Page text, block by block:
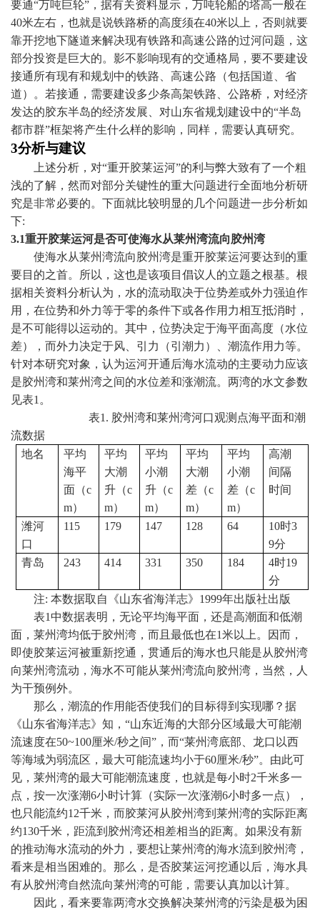
要通“万吨巨轮”，据有关资料显示，万吨轮船的塔高一般在
40米左右，也就是说铁路桥的高度须在40米 以上，否则就要
靠开挖地下隧道来解决现有铁路和高速公路的过河问题，这
部分投资是巨大的。影不影响现有的交通格局，要不要建设
接通所有现有和规划中的铁路、高速公路（包括国道、省
道）。若接通，需要建设多少条高架铁路、公路桥，对经济
发达的胶东半岛的经济发展、对山东省规划建设中的“半岛
都市群”框架将产生什么样的影响，同样，需要认真研究。
3分析与建议
上述分析，对“重开胶莱运河”的利与弊大致有了一个粗
浅的了解，然而对部分关键性的重大问题进行全面地分析研
究是非常必要的。下面就比较明显的几个问题进一步分析如
下:
3.1重开胶莱运河是否可使海水从莱州湾流向胶州湾
使海水从莱州湾流向胶州湾是重开胶莱运河要达到的重
要目的之首。所以，这也是该项目倡议人的立题之根基。根
据相关资料分析认为，水的流动取决于位势差或外力强迫作
用，在位势和外力等于零的条件下或各作用力相互抵消时，
是不可能得以运动的。其中，位势决定于海平面高度（水位
差），而外力决定于风、引力（引潮力）、潮流作用力等。
针对本研究对象，认为运河开通后海水流动的主要动力应该
是胶州湾和莱州湾之间的水位差和涨潮流。两湾的水文参数
见表1 。
表1. 胶州湾和莱州湾河口观测点海平面和潮
流数据
地名
平均
海平
面（c
m）
平均
大潮
升（c
m）
平均
小潮
升（c
m）
平均
大潮
差（c
m）
平均
小潮
差（c
m）
高潮
间隔
时间
潍河
口
115 179 147 128 64 10时3
9分
青岛
243 414 331 350 184 4时19
分
注: 本数据取自《山东省海洋志》 1999年出版社出版
表1 中数据表明，无论平均海平面，还是高潮面和低潮
面，莱州湾均低于胶州湾，而且最低也在1米 以上。因而，
即使胶莱运河被重新挖通，贯通后的海水也只能是从胶州湾
向莱州湾流动，海水不可能从莱州湾流向胶州湾，当然，人
为干预例外。
那么，潮流的作用能否使我们的目标得到实现哪？据
《山东省海洋志》知，“山东近海的大部分区域最大可能潮
流速度在50~100厘米/秒之间”，而“莱州湾底部、龙口以西
等海域为弱流区，最大可能流速均小于60厘米/秒”。由此可
见，莱州湾的最大可能潮流速度，也就是每小时2千米多一
点，按一次涨潮6小时计算（实际一次涨潮6小时多一点），
也只能流约12千米 ，而胶莱河从胶州湾到莱州湾的实际距离
约130千米 ，距流到胶州湾还相差相当的距离。如果没有新
的推动海水流动的外力，要想让莱州湾的海水流到胶州湾，
看来是相当困难的。那么，是否胶莱运河挖通以后，海水具
有从胶州湾自然流向莱州湾的可能，需要认真加以计算。
因此，看来要靠两湾水交换解决莱州湾的污染是极为困